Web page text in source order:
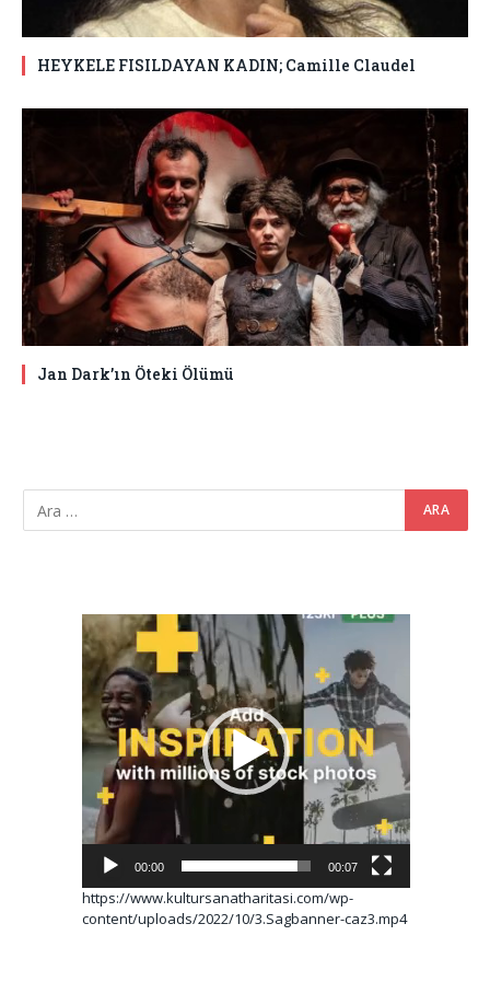
HEYKELE FISILDAYAN KADIN; Camille Claudel
Jan Dark’ın Öteki Ölümü
Video
oynatıcı
00:00 00:07
https://www.kultursanatharitasi.com/wp-
content/uploads/2022/10/3.Sagbanner-caz3.mp4